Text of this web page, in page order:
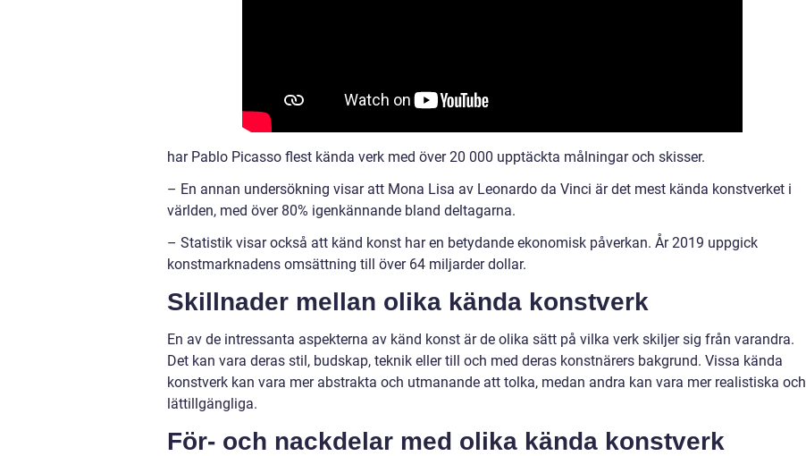
har Pablo Picasso flest kända verk med över 20 000 upptäckta målningar och skisser.
– En annan undersökning visar att Mona Lisa av Leonardo da Vinci är det mest kända konstverket i
världen, med över 80% igenkännande bland deltagarna.
– Statistik visar också att känd konst har en betydande ekonomisk påverkan. År 2019 uppgick
konstmarknadens omsättning till över 64 miljarder dollar.
Skillnader mellan olika kända konstverk
En av de intressanta aspekterna av känd konst är de olika sätt på vilka verk skiljer sig från varandra.
Det kan vara deras stil, budskap, teknik eller till och med deras konstnärers bakgrund. Vissa kända
konstverk kan vara mer abstrakta och utmanande att tolka, medan andra kan vara mer realistiska och
lättillgängliga.
För- och nackdelar med olika kända konstverk